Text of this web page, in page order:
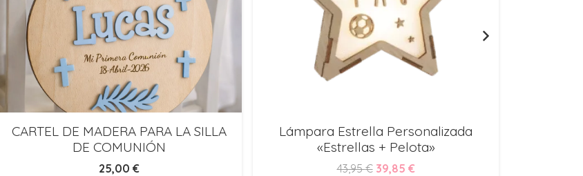
CARTEL DE MADERA PARA LA SILLA
DE COMUNIÓN
25,00 €
Lámpara Estrella Personalizada
«Estrellas + Pelota»
43,95€ El
39,85 €El